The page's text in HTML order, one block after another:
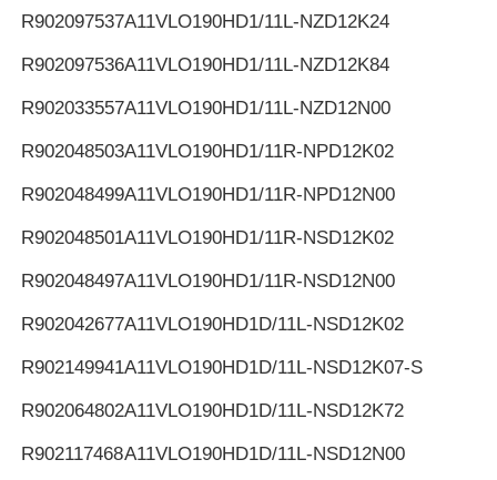
R902097537A11VLO190HD1/11L-NZD12K24
R902097536A11VLO190HD1/11L-NZD12K84
R902033557A11VLO190HD1/11L-NZD12N00
R902048503A11VLO190HD1/11R-NPD12K02
R902048499A11VLO190HD1/11R-NPD12N00
R902048501A11VLO190HD1/11R-NSD12K02
R902048497A11VLO190HD1/11R-NSD12N00
R902042677A11VLO190HD1D/11L-NSD12K02
R902149941A11VLO190HD1D/11L-NSD12K07-S
R902064802A11VLO190HD1D/11L-NSD12K72
R902117468A11VLO190HD1D/11L-NSD12N00